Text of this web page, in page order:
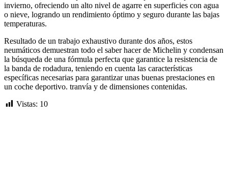
invierno, ofreciendo un alto nivel de agarre en superficies con agua
o nieve, logrando un rendimiento óptimo y seguro durante las bajas
temperaturas.
Resultado de un trabajo exhaustivo durante dos años, estos
neumáticos demuestran todo el saber hacer de Michelin y condensan
la búsqueda de una fórmula perfecta que garantice la resistencia de
la banda de rodadura, teniendo en cuenta las características
específicas necesarias para garantizar unas buenas prestaciones en
un coche deportivo. tranvía y de dimensiones contenidas.
Vistas: 10